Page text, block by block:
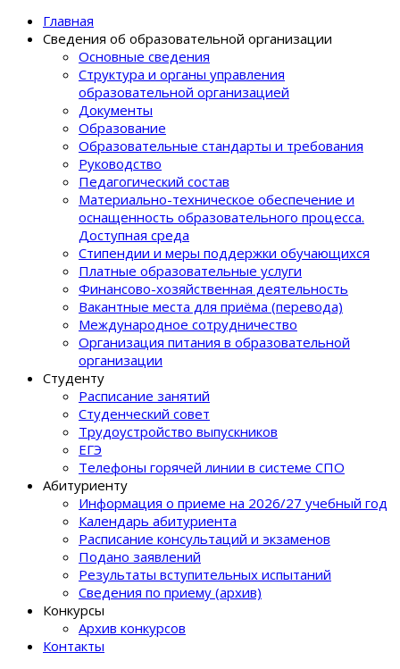
Главная
Сведения об образовательной организации
Основные сведения
Структура и органы управления
образовательной организацией
Документы
Образование
Образовательные стандарты и требования
Руководство
Педагогический состав
Материально-техническое обеспечение и
оснащенность образовательного процеcса.
Доступная среда
Стипендии и меры поддержки обучающихся
Платные образовательные услуги
Финансово-хозяйственная деятельность
Вакантные места для приёма (перевода)
Международное сотрудничество
Организация питания в образовательной
организации
Студенту
Расписание занятий
Студенческий совет
Трудоустройство выпускников
ЕГЭ
Телефоны горячей линии в системе СПО
Абитуриенту
Информация о приеме на 2026/27 учебный год
Календарь абитуриента
Расписание консультаций и экзаменов
Подано заявлений
Результаты вступительных испытаний
Сведения по приему (архив)
Конкурсы
Архив конкурсов
Контакты